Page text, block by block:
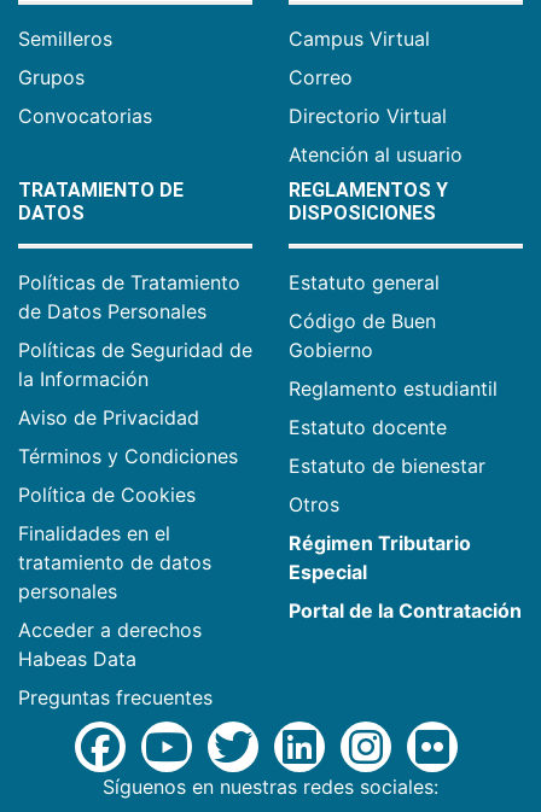
Semilleros
Grupos
Convocatorias
Campus Virtual
Correo
Directorio Virtual
Atención al usuario
TRATAMIENTO DE
DATOS
Políticas de Tratamiento
de Datos Personales
Políticas de Seguridad de
la Información
Aviso de Privacidad
Términos y Condiciones
Política de Cookies
Finalidades en el
tratamiento de datos
personales
Acceder a derechos
Habeas Data
Preguntas frecuentes
REGLAMENTOS Y
DISPOSICIONES
Estatuto general
Código de Buen
Gobierno
Reglamento estudiantil
Estatuto docente
Estatuto de bienestar
Otros
Régimen Tributario
Especial
Portal de la Contratación
Síguenos en nuestras redes sociales: